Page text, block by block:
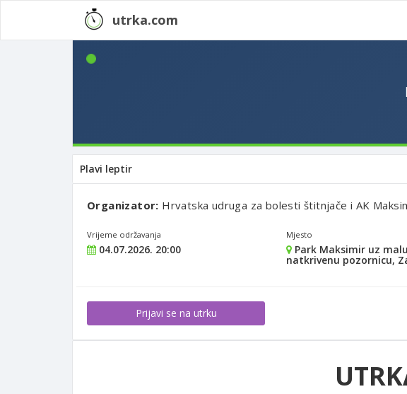
utrka.com
Plavi leptir
Organizator: Hrvatska udruga za bolesti štitnjače i AK
Vrijeme održavanja
04.07.2026. 20:00
Mjesto
Park Maksimir uz malu
natkrivenu pozornicu,
Prijavi se na utrku